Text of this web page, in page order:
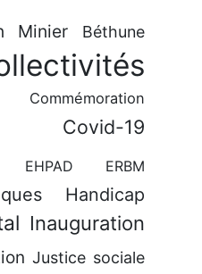
Minier Béthune
Commémoration
Covid-19
EHPAD ERBM
Handicap
Inauguration
Justice sociale